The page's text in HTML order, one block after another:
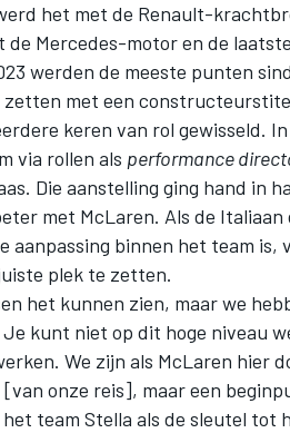
het met de Renault-
de Mercedes-motor en de
werden de meeste punten
zetten met een
keren van rol gewisseld. In
via rollen als performance
Die aanstelling ging hand in
met McLaren. Als de Italiaan
aanpassing binnen het team
plek te zetten.
het kunnen zien, maar we
kunt niet op dit hoge niveau
We zijn als McLaren hier
onze reis], maar een
team Stella als de sleutel